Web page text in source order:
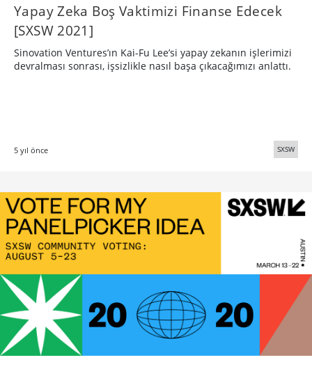
Yapay Zeka Boş Vaktimizi Finanse Edecek
[SXSW 2021]
Sinovation Ventures’ın Kai-Fu Lee’si yapay zekanın işlerimizi
devralması sonrası, işsizlikle nasıl başa çıkacağımızı anlattı.
5 yıl önce SXSW